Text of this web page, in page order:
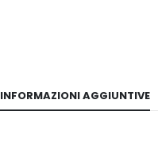
INFORMAZIONI AGGIUNTIVE